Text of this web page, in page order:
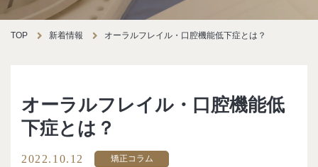
TOP 新着情報 オーラルフレイル・口腔機能低下症とは？
オーラルフレイル・口腔機能低
下症とは？
2022.10.12 矯正コラム